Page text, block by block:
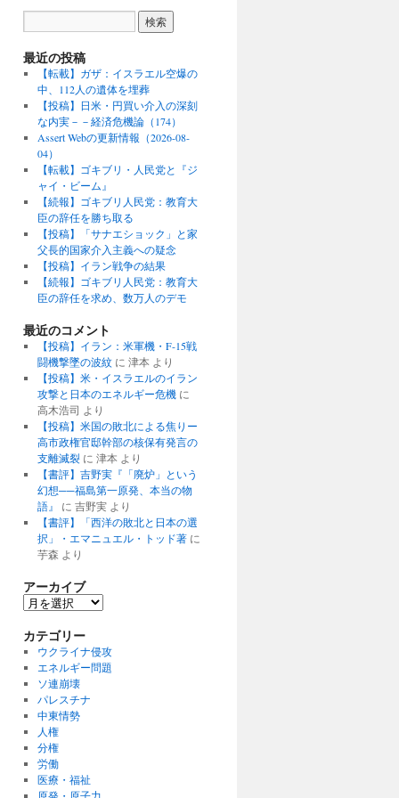
最近の投稿
【転載】ガザ：イスラエル空爆の
中、112人の遺体を埋葬
【投稿】日米・円買い介入の深刻
な内実－－経済危機論（174）
Assert Webの更新情報（2026-08-
04）
【転載】ゴキブリ・人民党と『ジ
ャイ・ビーム』
【続報】ゴキブリ人民党：教育大
臣の辞任を勝ち取る
【投稿】「サナエショック」と家
父長的国家介入主義への疑念
【投稿】イラン戦争の結果
【続報】ゴキブリ人民党：教育大
臣の辞任を求め、数万人のデモ
最近のコメント
【投稿】イラン：米軍機・F-15戦
闘機撃墜の波紋に 津本より
【投稿】米・イスラエルのイラン
攻撃と日本のエネルギー危機に
高木浩司 より
【投稿】米国の敗北による焦りー
高市政権官邸幹部の核保有発言の
支離滅裂に 津本より
【書評】吉野実『「廃炉」という
幻想──福島第一原発、本当の物
語』
に 吉野実より
【書評】「西洋の敗北と日本の選
択」・エマニュエル・トッド著に
芋森 より
アーカイブ
ア
カ
イ
ブ
カテゴリー
ウクライナ侵攻
エネルギー問題
ソ連崩壊
パレスチナ
中東情勢
人権
分権
労働
医療・福祉